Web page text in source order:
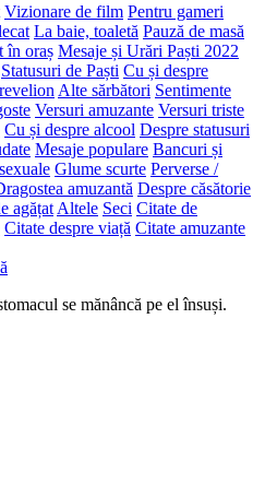
Vizionare de film Pentru gameri
La baie, toaletă Pauză de masă
în oraș Mesaje și Urări Paști 2022
Statusuri de Paști Cu și despre
Alte sărbători Sentimente
Versuri amuzante Versuri triste
Cu și despre alcool Despre statusuri
Mesaje populare Bancuri și
Glume scurte Perverse /
amuzantă Despre căsătorie
agățat Altele Seci Citate de
Citate despre viață Citate amuzante
se mănâncă pe el însuși.